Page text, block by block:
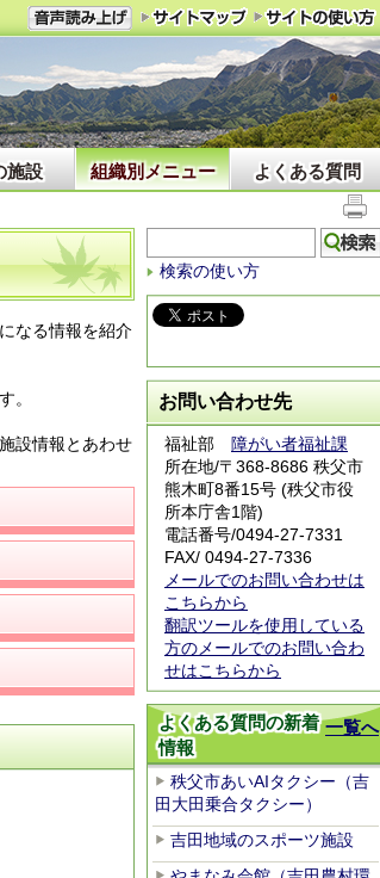
施設 組織別メニュー よくある質問
なる情報を紹介
。
設情報とあわせ
検索の使い方
お問い合わせ先
福祉部 障がい者福祉課
所在地/〒368-8686 秩父市
熊木町8番15号 (秩父市役
所本庁舎1階)
電話番号/0494-27-7331
FAX/ 0494-27-7336
メールでのお問い合わせは
こちらから
翻訳ツールを使用している
方のメールでのお問い合わ
せはこちらから
一覧へ
よくある質問の新着
情報
秩父市あいAIタクシー（吉
田大田乗合タクシー）
吉田地域のスポーツ施設